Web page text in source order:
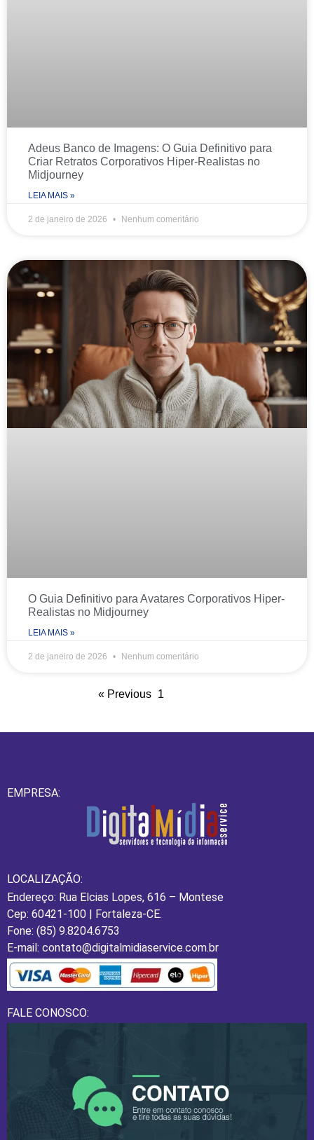
Adeus Banco de Imagens: O Guia Definitivo para
Criar Retratos Corporativos Hiper-Realistas no
Midjourney
LEIA MAIS »
2 de janeiro de 2026 Nenhum comentário
O Guia Definitivo para Avatares Corporativos Hiper-
Realistas no Midjourney
LEIA MAIS »
2 de janeiro de 2026 Nenhum comentário
« Previous 1
EMPRESA:
LOCALIZAÇÃO:
Endereço: Rua Elcias Lopes, 616 – Montese
Cep: 60421-100 | Fortaleza-CE.
Fone: (85) 9.8204.6753
E-mail: contato@digitalmidiaservice.com.br
FALE CONOSCO: